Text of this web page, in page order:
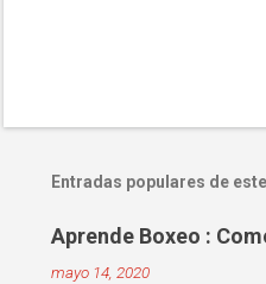
Entradas populares de
Aprende Boxeo :
mayo 14, 2020